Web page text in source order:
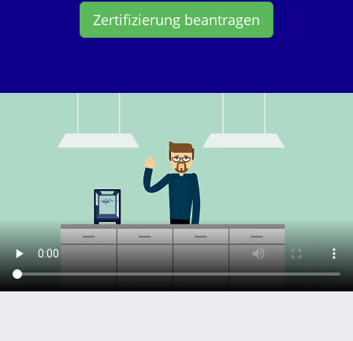
Zertifizierung beantragen